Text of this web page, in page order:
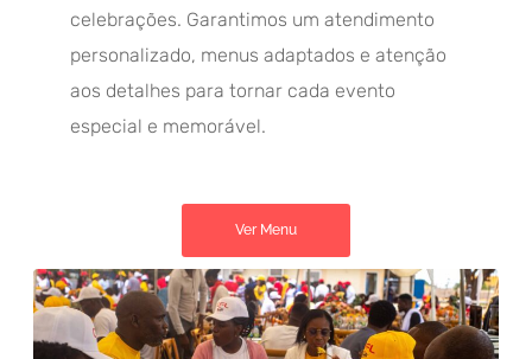
celebrações. Garantimos um atendimento
personalizado, menus adaptados e atenção
aos detalhes para tornar cada evento
especial e memorável.
Ver Menu